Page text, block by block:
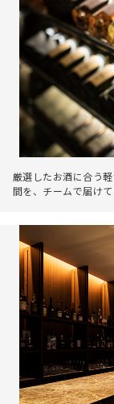
厳選したお酒に合う
間を、チームで届けて